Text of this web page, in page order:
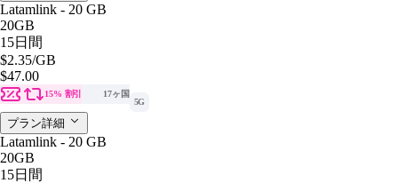
Latamlink - 20 GB
20GB
15日間
$2.35/GB
$47.00
15% 割引
17ヶ国
5G
プラン詳細
Latamlink - 20 GB
20GB
15日間